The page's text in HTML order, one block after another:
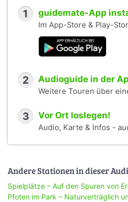
1 guidemate-App
Im App-Store & Play-
2 Audioguide in der
Weitere Touren über
3 Vor Ort loslegen!
Audio, Karte & Infos -
Andere Stationen in dieser
Spielplätze – Auf den Spuren von
Pfoten im Park – Naturverträglich